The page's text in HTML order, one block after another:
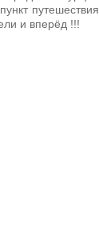
путешествия,
и вперёд !!!